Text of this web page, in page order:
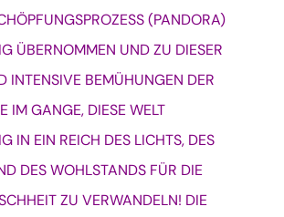
(PANDORA)
ÜBERNOMMEN UND ZU DIESER
INTENSIVE BEMÜHUNGEN DER
IM GANGE, DIESE WELT
IN EIN REICH DES LICHTS, DES
DES WOHLSTANDS FÜR DIE
ZU VERWANDELN! DIE